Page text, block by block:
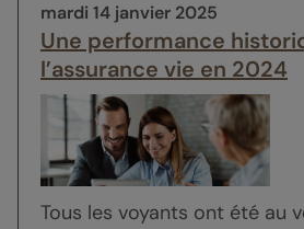
mardi 14 janvier 2025
Une performance
l’assurance vie en 2024
Tous les voyants ont été au